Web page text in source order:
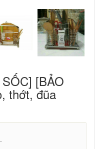
[BẢO
thớt, đũa